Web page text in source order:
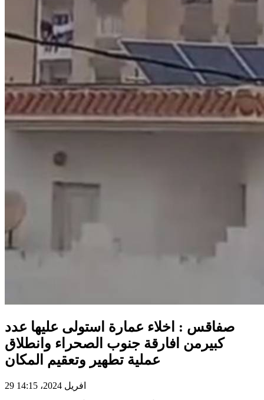
صفاقس : اخلاء عمارة استولى عليها عدد
كبيرمن افارقة جنوب الصحراء وانطلاق
عملية تطهير وتعقيم المكان
29 افريل 2024، 14:15